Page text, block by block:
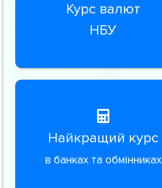
Курс валют
НБУ
Найкращий курс
в банках та обмінниках